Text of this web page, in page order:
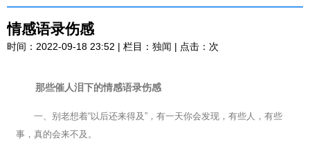
情感语录伤感
时间：2022-09-18 23:52 | 栏目： 独闻 | 点击： 次
那些催人泪下的情感语录伤感
一、别老想着“以后还来得及”，有一天你会发现，有些人，有些
事，真的会来不及。